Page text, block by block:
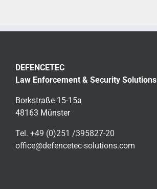
DEFENCETEC
Law Enforcement & Security Solutions
Borkstraße 15-15a
48163 Münster
Tel. +49 (0)251 /395827-20
office@defencetec-solutions.com